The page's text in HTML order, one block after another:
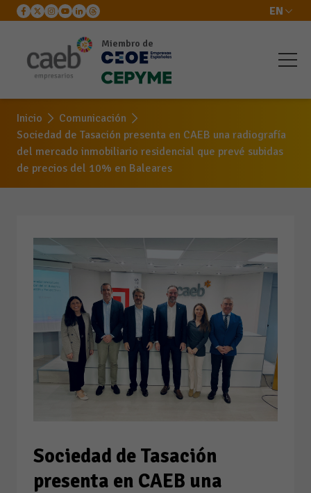
EN
Miembro de
Inicio
Comunicación
Sociedad de Tasación presenta en CAEB una radiografía
del mercado inmobiliario residencial que prevé subidas
de precios del 10% en Baleares
Sociedad de Tasación
presenta en CAEB una